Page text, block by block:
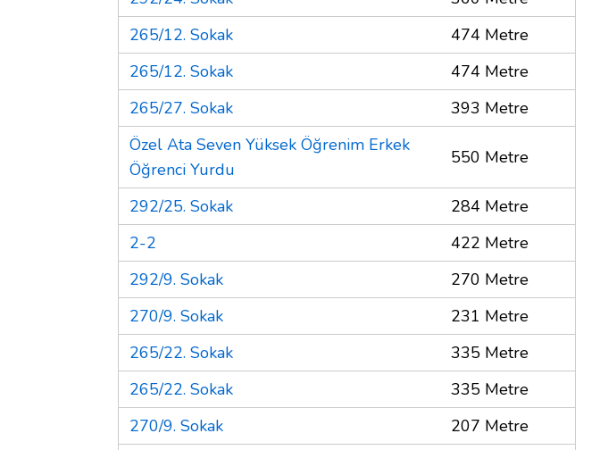
265/12. Sokak
474 Metre
265/12. Sokak
474 Metre
265/27. Sokak
393 Metre
Özel Ata Seven Yüksek Öğrenim Erkek
Öğrenci Yurdu
550 Metre
292/25. Sokak
284 Metre
2-2
422 Metre
292/9. Sokak
270 Metre
270/9. Sokak
231 Metre
265/22. Sokak
335 Metre
265/22. Sokak
335 Metre
270/9. Sokak
207 Metre